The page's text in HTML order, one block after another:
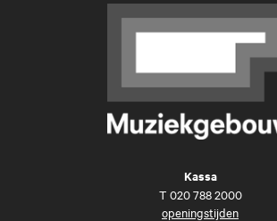
Kassa
T 020 788 2000
openingstijden